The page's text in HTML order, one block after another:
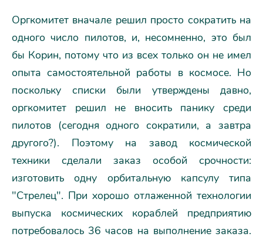
Оргкомитет вначале решил просто сократить на
одного число пилотов, и, несомненно, это был
бы Корин, потому что из всех только он не имел
опыта самостоятельной работы в космосе. Но
поскольку списки были утверждены давно,
оргкомитет решил не вносить панику среди
пилотов (сегодня одного сократили, а завтра
другого?). Поэтому на завод космической
техники сделали заказ особой срочности:
изготовить одну орбитальную капсулу типа
"Стрелец". При хорошо отлаженной технологии
выпуска космических кораблей предприятию
потребовалось 36 часов на выполнение заказа.